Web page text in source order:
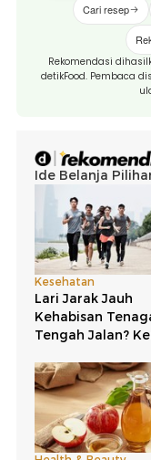
Cari resep
Rekomendasi
detikFood. Pembaca